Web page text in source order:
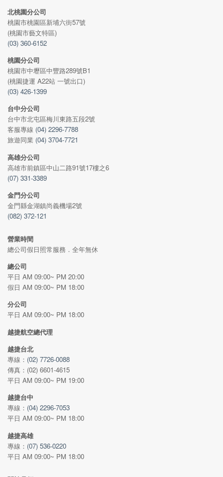
北桃園分公司
桃園市桃園區新埔六街57號
(桃園市藝文特區)
(03) 360-6152
桃園分公司
桃園市中壢區中豐路289號B1
(桃園捷運 A22站 一號出口)
(03) 426-1399
台中分公司
台中市北屯區梅川東路五段2號
客服專線 (04) 2296-7788
旅遊同業 (04) 3704-7721
高雄分公司
高雄市前鎮區中山二路91號17樓之6
(07) 331-3389
金門分公司
金門縣金湖鎮尚義機場2號
(082) 372-121
營業時間
總公司假日照常服務．全年無休
總公司
平日 AM 09:00~ PM 20:00
假日 AM 09:00~ PM 18:00
分公司
平日 AM 09:00~ PM 18:00
越捷航空總代理
越捷台北
專線： (02) 7726-0088
傳真：(02) 6601-4615
平日 AM 09:00~ PM 19:00
越捷台中
專線： (04) 2296-7053
平日 AM 09:00~ PM 18:00
越捷高雄
專線： (07) 536-0220
平日 AM 09:00~ PM 18:00